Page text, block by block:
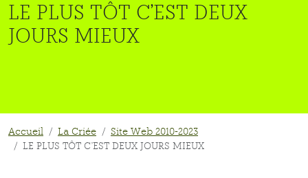
LE PLUS TÔT C'EST DEUX
JOURS MIEUX
Accueil La Criée
Site Web 2010-2023
LE PLUS TÔT C'EST DEUX JOURS MIEUX